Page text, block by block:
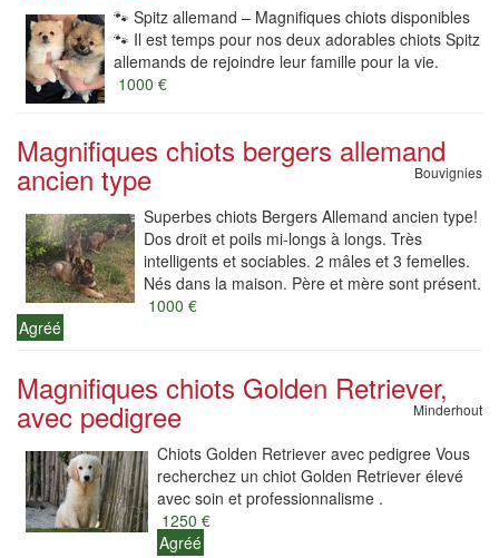
🐾 Spitz allemand – Magnifiques chiots disponibles
🐾 Il est temps pour nos deux adorables chiots Spitz
allemands de rejoindre leur famille pour la vie.
1000 €
Magnifiques chiots bergers allemand
ancien type Bouvignies
Superbes chiots Bergers Allemand ancien type!
Dos droit et poils mi-longs à longs. Très
intelligents et sociables. 2 mâles et 3 femelles.
Nés dans la maison. Père et mère sont présent.
1000 €
Agréé
Magnifiques chiots Golden Retriever,
avec pedigree Minderhout
Chiots Golden Retriever avec pedigree Vous
recherchez un chiot Golden Retriever élevé
avec soin et professionnalisme .
1250 €
Agréé